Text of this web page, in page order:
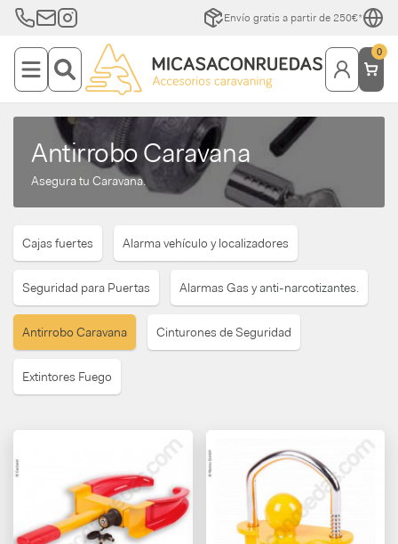
Envío gratis a partir de 250€*
0
Antirrobo Caravana
Asegura tu Caravana.
Cajas fuertes Alarma vehículo y localizadores
Seguridad para Puertas Alarmas Gas y anti-narcotizantes.
Antirrobo Caravana Cinturones de Seguridad
Extintores Fuego